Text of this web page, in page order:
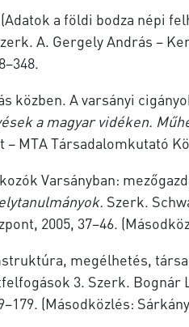
a földi bodza népi
A. Gergely András –
közben. A varsányi
a magyar vidéken.
MTA Társadalomkutató
Varsányban:
Szerk.
2005, 37–46.
megélhetés,
3. Szerk. Bognár
(Másodközlés: